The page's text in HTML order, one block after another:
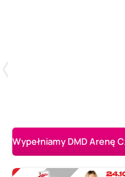
Wypełniamy DMD Arenę